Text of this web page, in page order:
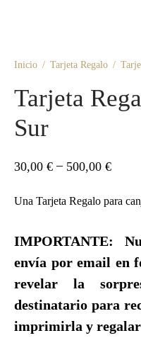
Inicio / Tarjeta Regalo /
Tarjeta
Sur
30,00 € – 500,00 €
Una Tarjeta Regalo para
IMPORTANTE:
envía por email en
revelar la
destinatario para
imprimirla y